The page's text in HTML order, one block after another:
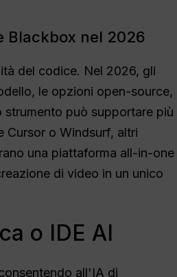
Blackbox nel 2026
del codice. Nel 2026, gli
le opzioni open-source,
può supportare più
o Windsurf, altri
una piattaforma all-in-one
di video in un unico
o IDE AI
all'IA di